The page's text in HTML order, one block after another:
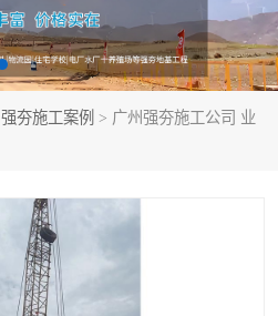
强夯施工案例 > 广州强夯施工公司 业
强夯施工队伍